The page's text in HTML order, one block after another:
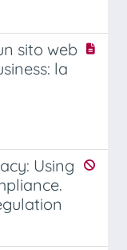
sito web
la
Using